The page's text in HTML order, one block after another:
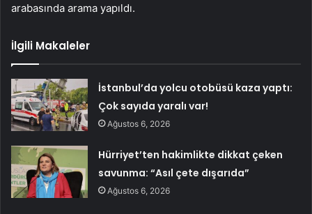
arabasında arama yapıldı.
İlgili Makaleler
İstanbul’da yolcu otobüsü kaza yaptı:
Çok sayıda yaralı var!
Ağustos 6, 2026
Hürriyet’ten hakimlikte dikkat çeken
savunma: “Asıl çete dışarıda”
Ağustos 6, 2026